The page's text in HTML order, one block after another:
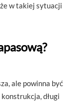
w takiej sytuacji
ale powinna być
długi